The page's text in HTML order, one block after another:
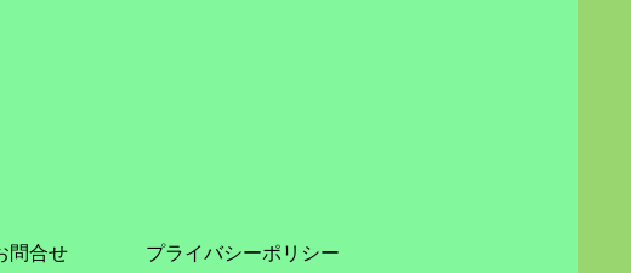
問合せ プライバシーポリシー